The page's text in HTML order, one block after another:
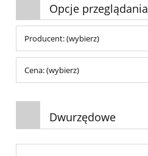
Opcje przeglądania
Producent: (wybierz)
Cena: (wybierz)
Dwurzędowe